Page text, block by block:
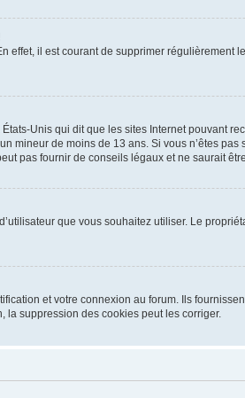
effet, il est courant de supprimer
Unis qui dit que les sites Internet pouvant
mineur de moins de 13 ans. Si vous n’êtes
pas fournir de conseils légaux et ne saurait
que vous souhaitez utiliser. Le
et votre connexion au forum. Ils
la suppression des cookies peut les corriger.